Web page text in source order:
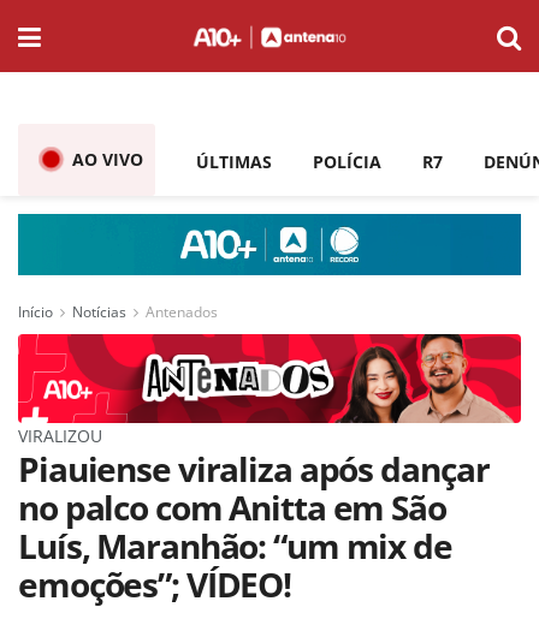
AO VIVO ÚLTIMAS POLÍCIA R7
Início Notícias Antenados
VIRALIZOU
Piauiense viraliza após dançar
no palco com Anitta em São
Luís, Maranhão: “um mix de
emoções”; VÍDEO!